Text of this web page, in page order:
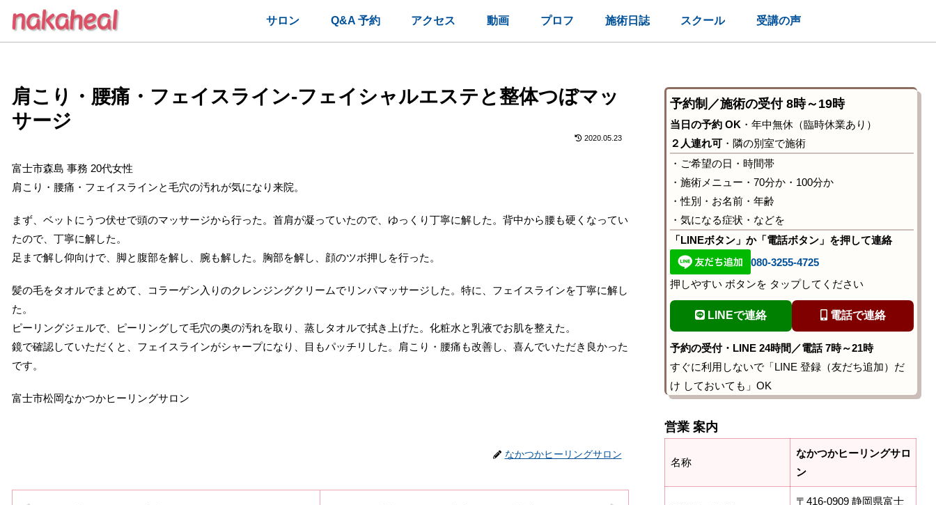
サロン Q&A 予約 アクセス 動画 プロフ 施術日誌 スクール 受講の声
肩こり・腰痛・フェイスライン-フェイシャルエステと整体つぼマッ
サージ
2020.05.23
富士市森島 事務 20代女性
肩こり・腰痛・フェイスラインと毛穴の汚れが気になり来院。
まず、ベットにうつ伏せで頭のマッサージから行った。首肩が凝っていたので、ゆっくり丁寧に解した。背中から腰も硬くなってい
たので、丁寧に解した。
足まで解し仰向けで、脚と腹部を解し、腕も解した。胸部を解し、顔のツボ押しを行った。
髪の毛をタオルでまとめて、コラーゲン入りのクレンジングクリームでリンパマッサージした。特に、フェイスラインを丁寧に解し
た。
ピーリングジェルで、ピーリングして毛穴の奥の汚れを取り、蒸しタオルで拭き上げた。化粧水と乳液でお肌を整えた。
鏡で確認していただくと、フェイスラインがシャープになり、目もパッチリした。肩こり・腰痛も改善し、喜んでいただき良かった
です。
富士市松岡なかつかヒーリングサロン
なかつかヒーリングサロン
予約制／施術の受付 8時～19時
当日の予約 OK ・年中無休（臨時休業あり）
２人連れ可 ・隣の別室で施術
・ご希望の日・時間帯
・施術メニュー・70分か・100分か
・性別・お名前・年齢
・気になる症状・などを
「LINEボタン」か「電話ボタン」を押して連絡
080-3255-4725
押しやすい ボタンを タップしてください
LINEで連絡 電話で連絡
予約の受付・LINE 24時間／電話 7時～21時
すぐに利用しないで「LINE 登録（友だち追加）だ
け しておいても」OK
営業 案内
名称
なかつかヒーリングサロ
ン
〒416-0909 静岡県富士